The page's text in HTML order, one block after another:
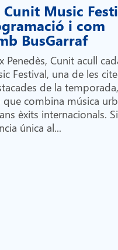
Music
i com
BusGarraf
Penedès, Cunit acull
Festival, una de les
de la
combina música
èxits internacionals.
única al...